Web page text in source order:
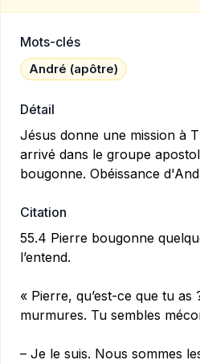
Mots-clés
André (apôtre)
Détail
Jésus donne une mission à
arrivé dans le groupe
bougonne. Obéissance
Citation
55.4 Pierre bougonne
l’entend.
« Pierre, qu’est-ce que tu as
murmures. Tu sembles
– Je le suis. Nous sommes